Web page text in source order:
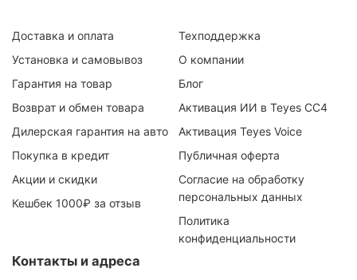
Доставка и оплата
Установка и самовывоз
Гарантия на товар
Возврат и обмен товара
Дилерская гарантия на авто
Покупка в кредит
Акции и скидки
Кешбек 1000₽ за отзыв
Техподдержка
О компании
Блог
Активация ИИ в Teyes CC4
Активация Teyes Voice
Публичная оферта
Согласие на обработку
персональных данных
Политика
конфиденциальности
Контакты и адреса